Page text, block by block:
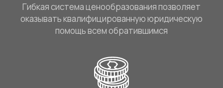
Гибкая система ценообразования позволяет
оказывать квалифицированную юридическую
помощь всем обратившимся